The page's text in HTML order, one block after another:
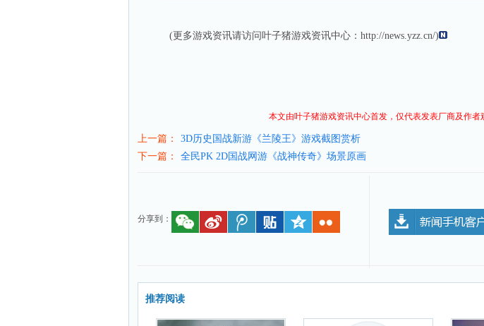
(更多游戏资讯请访问叶子猪游戏资讯中心： http://news.yzz.cn/)
本文由叶子猪游戏资讯中心首发，仅代表发表厂商及作者
上一篇：
3D历史国战新游《兰陵王》游戏截图赏析
下一篇：
全民PK 2D国战网游《战神传奇》场景原画
分享到：
推荐阅读